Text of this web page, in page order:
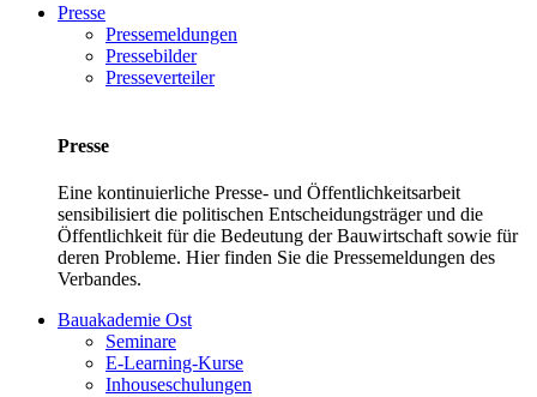
Presse
Pressemeldungen
Pressebilder
Presseverteiler
Presse
Eine kontinuierliche Presse- und Öffentlichkeitsarbeit
sensibilisiert die politischen Entscheidungsträger und die
Öffentlichkeit für die Bedeutung der Bauwirtschaft sowie für
deren Probleme. Hier finden Sie die Pressemeldungen des
Verbandes.
Bauakademie Ost
Seminare
E-Learning-Kurse
Inhouseschulungen